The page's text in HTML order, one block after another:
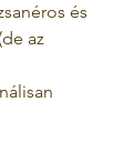
és
az